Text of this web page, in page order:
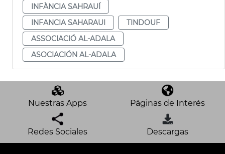
INFÀNCIA SAHRAUÍ
INFANCIA SAHARAUI
TINDOUF
ASSOCIACIÓ AL-ADALA
ASOCIACIÓN AL-ADALA
Nuestras Apps Páginas de Interés
Redes Sociales Descargas